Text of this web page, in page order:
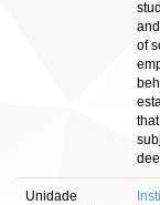
of
Unidade